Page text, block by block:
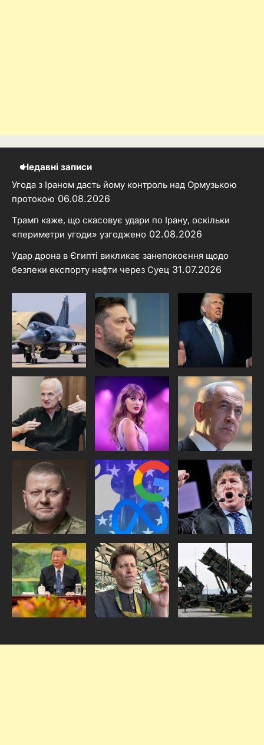
Недавні записи
Угода з Іраном дасть йому контроль над Ормузькою
протокою 06.08.2026
Трамп каже, що скасовує удари по Ірану, оскільки
«периметри угоди» узгоджено 02.08.2026
Удар дрона в Єгипті викликає занепокоєння щодо
безпеки експорту нафти через Суец 31.07.2026